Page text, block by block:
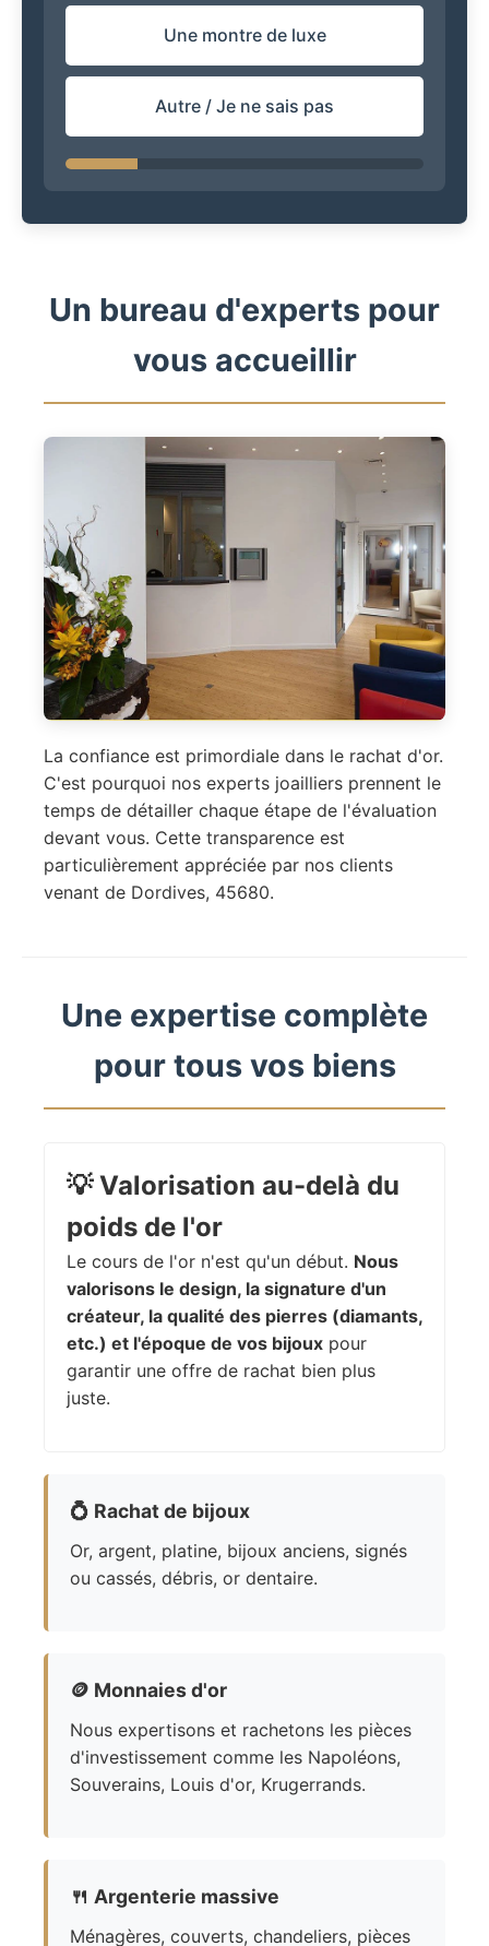
Une montre de luxe
Autre / Je ne sais pas
Un bureau d'experts pour
vous accueillir
La confiance est primordiale dans le rachat d'or.
C'est pourquoi nos experts joailliers prennent le
temps de détailler chaque étape de l'évaluation
devant vous. Cette transparence est
particulièrement appréciée par nos clients
venant de Dordives, 45680.
Une expertise complète
pour tous vos biens
💡Valorisation au-delà du
poids de l'or
Le cours de l'or n'est qu'un début. Nous
valorisons le design, la signature d'un
créateur, la qualité des pierres (diamants,
etc.) et l'époque de vos bijoux pour
garantir une offre de rachat bien plus
juste.
💍 Rachat de bijoux
Or, argent, platine, bijoux anciens, signés
ou cassés, débris, or dentaire.
🪙 Monnaies d'or
Nous expertisons et rachetons les pièces
d'investissement comme les Napoléons,
Souverains, Louis d'or, Krugerrands.
🍴 Argenterie massive
Ménagères, couverts, chandeliers, pièces